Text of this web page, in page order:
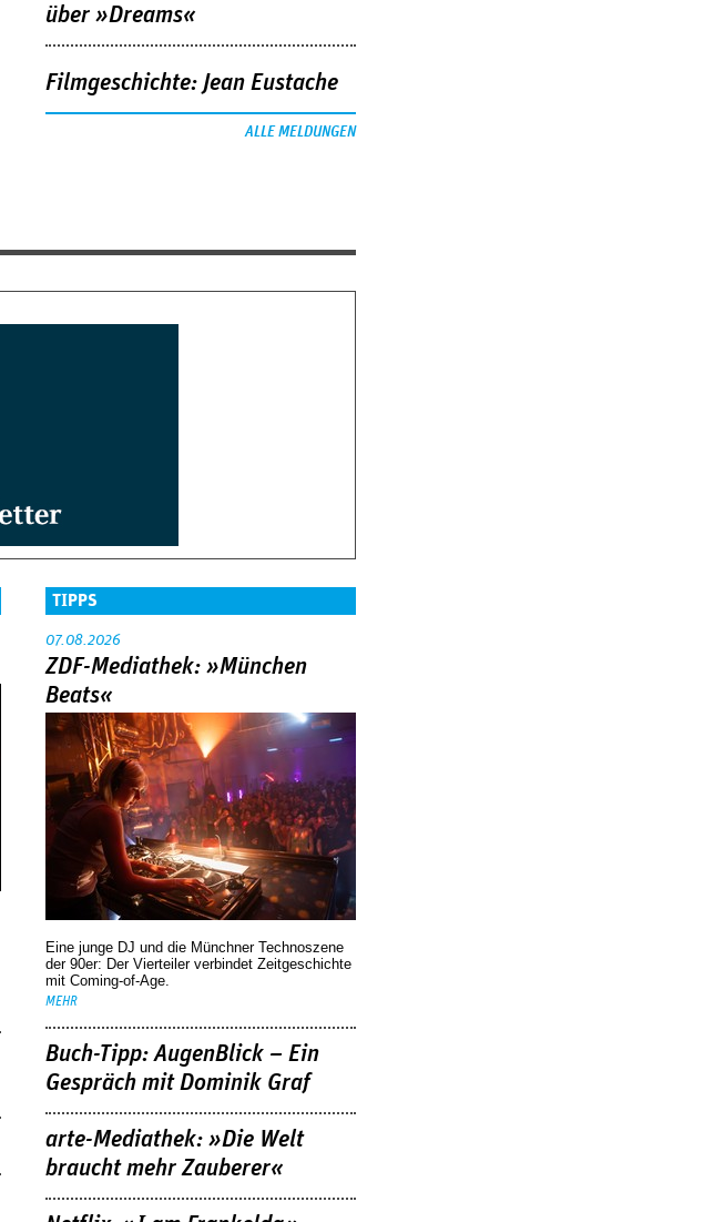
über »Dreams«
Filmgeschichte: Jean Eustache
ALLE MELDUNGEN
TIPPS
07.08.2026
ZDF-Mediathek: »München
Beats«
Eine junge DJ und die Münchner Technoszene
der 90er: Der Vierteiler verbindet Zeitgeschichte
mit Coming-of-Age.
MEHR
Buch-Tipp: AugenBlick – Ein
Gespräch mit Dominik Graf
arte-Mediathek: »Die Welt
braucht mehr Zauberer«